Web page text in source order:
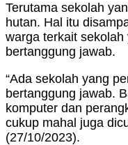
Terutama sekolah
hutan. Hal itu
warga terkait
bertanggung jawab.
“Ada sekolah yang
bertanggung jawab.
komputer dan
cukup mahal juga
(27/10/2023).